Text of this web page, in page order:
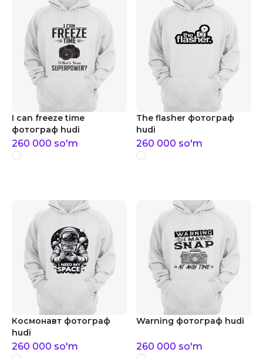
I can freeze time
фотограф hudi
260 000 so'm
The flasher фотограф
hudi
260 000 so'm
Космонавт фотограф
hudi
260 000 so'm
Warning фотограф hudi
260 000 so'm